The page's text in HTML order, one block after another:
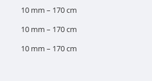
10 mm – 170 cm
10 mm – 170 cm
10 mm – 170 cm